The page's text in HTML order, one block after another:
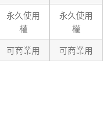
永久使用
權
永久使用
權
可商業用 可商業用